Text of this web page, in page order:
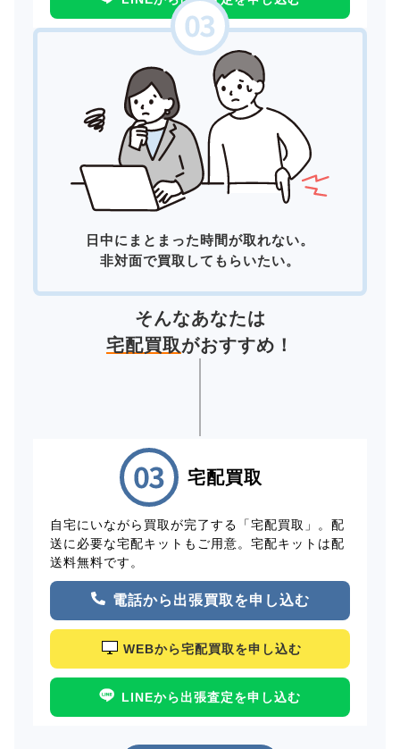
日中にまとまった時間が取れない。
非対面で買取してもらいたい。
そんなあなたは
宅配買取がおすすめ！
宅配買取
自宅にいながら買取が完了する「宅配買取」。配
送に必要な宅配キットもご用意。宅配キットは配
送料無料です。
電話から出張買取を申し込む
WEBから宅配買取を申し込む
LINEから出張査定を申し込む